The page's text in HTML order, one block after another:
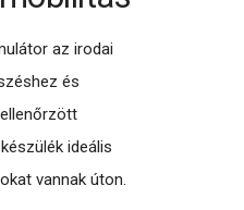
az irodai
és
ideális
vannak úton.